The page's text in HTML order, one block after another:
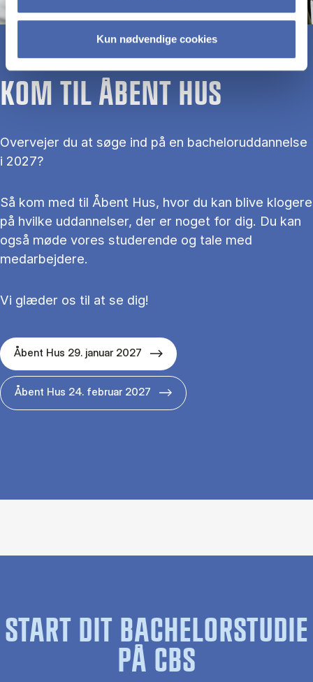
Kun nødvendige cookies
KOM TIL ÅBENT HUS
Overvejer du at søge ind på en bacheloruddannelse
i 2027?
Så kom med til Åbent Hus, hvor du kan blive klogere
på hvilke uddannelser, der er noget for dig. Du kan
også møde vores studerende og tale med
medarbejdere.
Vi glæder os til at se dig!
Åbent Hus 29. januar 2027
Åbent Hus 24. februar 2027
START DIT BACHELORSTUDIE
PÅ CBS